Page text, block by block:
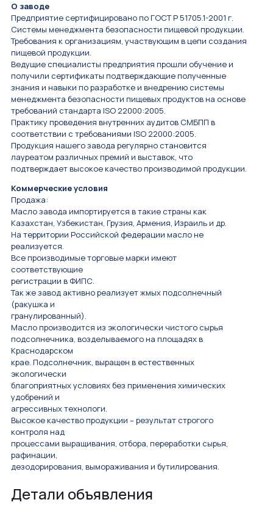
О заводе
Предприятие сертифицировано по ГОСТ Р 51705.1-2001 г.
Системы менеджмента безопасности пищевой продукции.
Требования к организациям, участвующим в цепи создания
пищевой продукции.
Ведущие специалисты предприятия прошли обучение и
получили сертификаты подтверждающие полученные
знания и навыки по разработке и внедрению системы
менеджмента безопасности пищевых продуктов на основе
требований стандарта ISO 22000:2005.
Практику проведения внутренних аудитов СМБПП в
соответствии с требованиями ISO 22000:2005.
Продукция нашего завода регулярно становится
лауреатом различных премий и выставок, что
подтверждает высокое качество производимой продукции.
Коммерческие условия
Продажа:
Масло завода импортируется в такие страны как
Казахстан, Узбекистан, Грузия, Армения, Израиль и др.
На территории Российской федерации масло не
реализуется.
Все производимые торговые марки имеют
соответствующие
регистрации в ФИПС.
Так же завод активно реализует жмых подсолнечный
(ракушка и
гранулированный).
Масло производится из экологически чистого сырья
подсолнечника, возделываемого на площадях в
Краснодарском
крае. Подсолнечник, выращен в естественных
экологически
благоприятных условиях без применения химических
удобрений и
агрессивных технологи.
Высокое качество продукции – результат строгого
контроля над
процессами выращивания, отбора, переработки сырья,
рафинации,
дезодорирования, вымораживания и бутилирования.
Детали объявления